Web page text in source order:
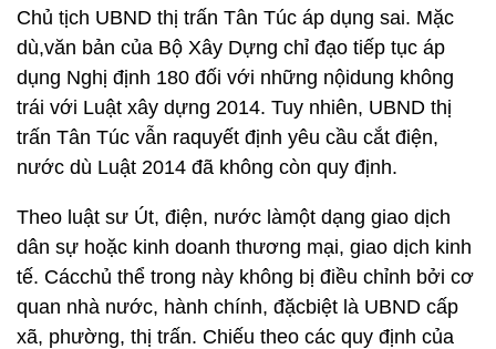
Chủ tịch UBND thị trấn Tân Túc áp dụng sai. Mặc
dù,văn bản của Bộ Xây Dựng chỉ đạo tiếp tục áp
dụng Nghị định 180 đối với những nộidung không
trái với Luật xây dựng 2014. Tuy nhiên, UBND thị
trấn Tân Túc vẫn raquyết định yêu cầu cắt điện,
nước dù Luật 2014 đã không còn quy định.
Theo luật sư Út, điện, nước làmột dạng giao dịch
dân sự hoặc kinh doanh thương mại, giao dịch kinh
tế. Cácchủ thể trong này không bị điều chỉnh bởi cơ
quan nhà nước, hành chính, đặcbiệt là UBND cấp
xã, phường, thị trấn. Chiếu theo các quy định của